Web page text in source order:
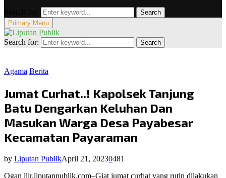
Search
Primary Menu
Search for: Search
Agama Berita
Jumat Curhat..! Kapolsek Tanjung
Batu Dengarkan Keluhan Dan
Masukan Warga Desa Payabesar
Kecamatan Payaraman
by Liputan PublikApril 21, 20230481
Ogan ilir,liputanpublik.com–Giat jumat curhat yang rutin dilakukan